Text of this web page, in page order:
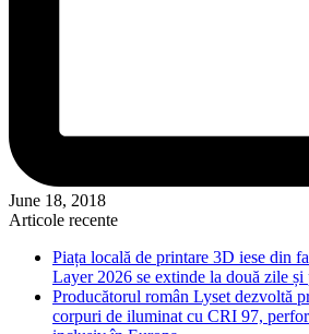
June 18, 2018
Articole recente
Piața locală de printare 3D iese din
Layer 2026 se extinde la două zile și
Producătorul român Lyset dezvoltă
corpuri de iluminat cu CRI 97,